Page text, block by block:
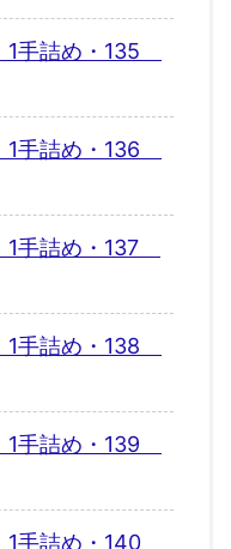
手詰め・135
手詰め・136
手詰め・137
手詰め・138
手詰め・139
手詰め・140